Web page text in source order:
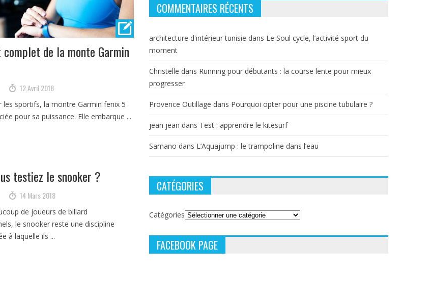
de la monte Garmin
12 Avril 2018
les sportifs, la montre Garmin fenix 5
pour sa puissance. Elle embarque ...
testiez le snooker ?
14 Mars 2018
de joueurs de billard
le snooker reste une discipline
à laquelle ils ...
COMMENTAIRES RÉCENTS
architecture d'intérieur tunisie dans Le Soul cycle, l’activité sport du
moment
Christelle dans Running pour débutants : la course lente pour mieux
progresser
Provence Outillage dans Pourquoi opter pour une piscine tubulaire ?
jean jean dans Test : apprendre le kitesurf
Samano dans L’Aquajump : le trampoline dans l’eau
CATÉGORIES
Catégories
FACEBOOK PAGE